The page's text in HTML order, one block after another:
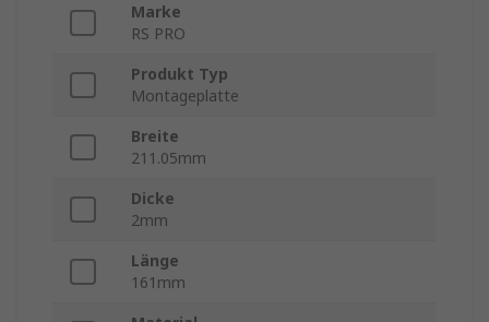
Marke
RS PRO
Produkt Typ
Montageplatte
Breite
211.05mm
Dicke
2mm
Länge
161mm